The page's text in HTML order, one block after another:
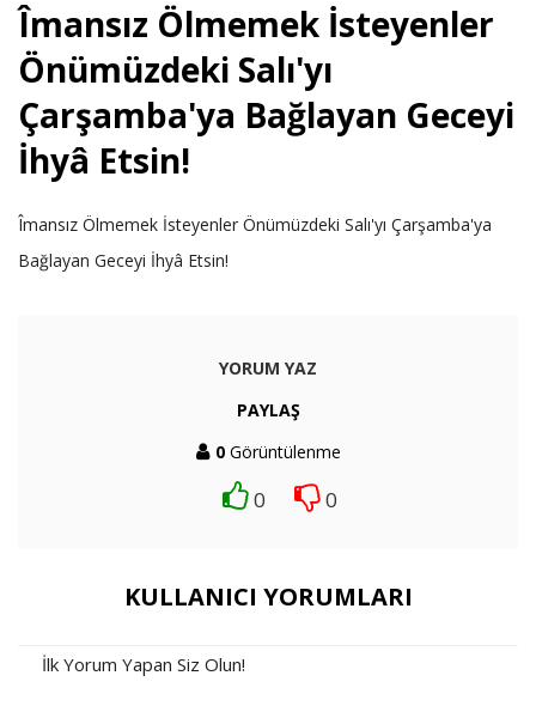
Îmansız Ölmemek İsteyenler
Önümüzdeki Salı'yı
Çarşamba'ya Bağlayan Geceyi
İhyâ Etsin!
Îmansız Ölmemek İsteyenler Önümüzdeki Salı'yı Çarşamba'ya
Bağlayan Geceyi İhyâ Etsin!
YORUM YAZ
PAYLAŞ
0Görüntülenme
0 0
KULLANICI YORUMLARI
İlk Yorum Yapan Siz Olun!